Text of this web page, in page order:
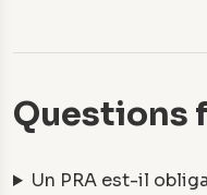
Questions
Un PRA est-il